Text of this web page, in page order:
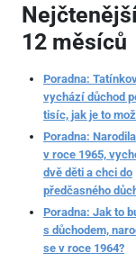
12 měsíců
Poradna:
vychází důchod
tisíc, jak je to
Poradna:
v roce 1965,
dvě děti a chci do
předčasného
Poradna: Jak to
s důchodem,
se v roce 1964?